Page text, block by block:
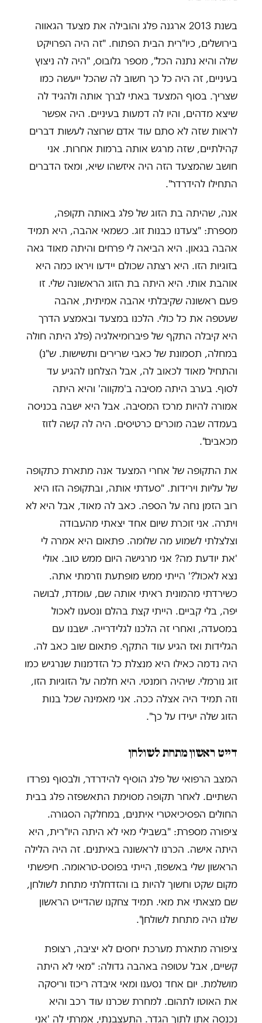
בשנת 2013 ארגנה פלג והובילה את מצעד הגאווה
בירושלים, כיו"רית הבית הפתוח. "זה היה הפרויקט
שלה והיא נתנה הכל", מספר גלובוס, "היה לה ניצוץ
בעיניים, זה היה כל כך חשוב לה שהכל ייעשה כמו
שצריך. בסוף המצעד באתי לברך אותה ולהגיד לה
שיצא מדהים, והיו לה דמעות בעיניים. היה אפשר
לראות שזה לא סתם עוד אדם שרוצה לעשות דברים
קהילתיים, שזה מרגש אותה ברמות אחרות. אני
חושב שהמצעד הזה היה איזשהו שיא, ומאז הדברים
התחילו להידרדר".
אנה, שהיתה בת הזוג של פלג באותה תקופה,
מספרת: "צעדנו כבנות זוג. כשמאי אהבה, היא תמיד
אהבה בגאון. היא הביאה לי פרחים והיתה מאוד גאה
בזוגיות הזו. היא רצתה שכולם יידעו ויראו כמה היא
אוהבת אותי. היא היתה בת הזוג הראשונה שלי. זו
פעם ראשונה שקיבלתי אהבה אמיתית, אהבה
שעטפה את כל כולי. הלכנו במצעד ובאמצע הדרך
היא קיבלה התקף של פיברומיאלגיה (פלג היתה חולה
במחלה, תסמונת של כאבי שרירים ותשישות. ש"נ)
והתחיל מאוד לכאוב לה, אבל הצלחנו להגיע עד
לסוף. בערב היתה מסיבה ב'מקווה' והיא היתה
אמורה להיות מרכז המסיבה. אבל היא ישבה בכניסה
בעמדה שבה מוכרים כרטיסים. היה לה קשה לזוז
מכאבים".
את התקופה של אחרי המצעד אנה מתארת כתקופה
של עליות וירידות. "סעדתי אותה, ובתקופה הזו היא
רוב הזמן נחה על הספה. כאב לה מאוד, אבל היא לא
ויתרה. אני זוכרת שיום אחד יצאתי מהעבודה
וצלצלתי לשמוע מה שלומה. פתאום היא אמרה לי
'את יודעת מה? אני מרגישה היום ממש טוב. אולי
נצא לאכול?' הייתי ממש מופתעת וזרמתי אתה.
כשירדתי מהמונית ראיתי אותה שם, עומדת, לבושה
יפה, בלי קביים. הייתי קצת בהלם ונסענו לאכול
במסעדה, ואחרי זה הלכנו לגלידרייה. ישבנו עם
הגלידות ואז הגיע עוד התקף. פתאום שוב כאב לה.
היה נדמה כאילו היא מנצלת כל הזדמנות שנרגיש כמו
זוג נורמלי. שיהיה רומנטי. היא חלמה על הזוגיות הזו,
וזה תמיד היה אצלה ככה. אני מאמינה שכל בנות
הזוג שלה יעידו על כך".
דייט ראשון מתחת לשולחן
המצב הרפואי של פלג הוסיף להידרדר, ולבסוף נפרדו
השתיים. לאחר תקופה מסוימת התאשפזה פלג בבית
החולים הפסיכיאטרי איתנים, במחלקה הסגורה.
ציפורה מספרת: "בשבילי מאי לא היתה היו"רית, היא
היתה אישה. הכרנו לראשונה באיתנים. זה היה הלילה
הראשון שלי באשפוז, הייתי בפוסט-טראומה. חיפשתי
מקום שקט וחשוך להיות בו והזדחלתי מתחת לשולחן,
שם מצאתי את מאי. תמיד צחקנו שהדייט הראשון
שלנו היה מתחת לשולחן".
ציפורה מתארת מערכת יחסים לא יציבה, רצופת
קשיים, אבל עטופה באהבה גדולה: "מאי לא היתה
מושלמת. יום אחד נסענו ומאי איבדה ריכוז וריסקה
את האוטו לתהום. למחרת שכרנו עוד רכב והיא
נכנסה אתו לתוך הגדר. התעצבנתי, אמרתי לה 'אני